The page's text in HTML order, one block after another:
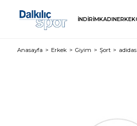
İNDİRİMKADINERKEK
Anasayfa Erkek Giyim Şort